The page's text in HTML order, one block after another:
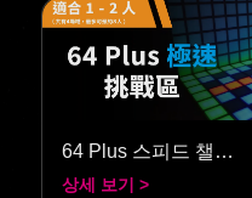
64 Plus 스피드 챌린지
상세 보기 >